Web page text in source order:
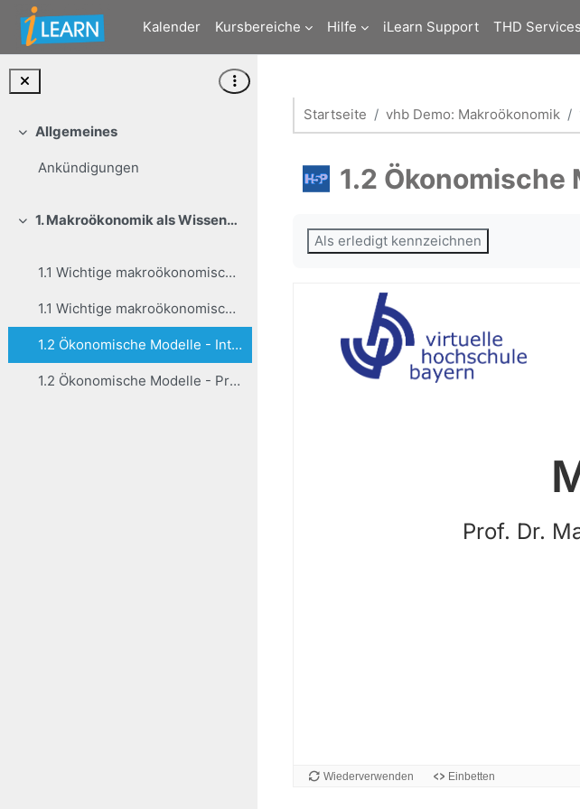
Zum Hauptinhalt
Kalender
Kursbereiche Hilfe iLearn Support THD Services
Einklappen
Allgemeines
Ankündigungen
Einklappen 1. Makroökonomik als Wissenschaft
1.1 Wichtige makroökonomische Kenngrößen - Interaktives Video
1.1 Wichtige makroökonomische Kenngrößen - Präsentation
1.2 Ökonomische Modelle - Interaktives Video
1.2 Ökonomische Modelle - Präsentation
Startseite vhb Demo: Makroökonomik
1.2
Als erledigt kennzeichnen